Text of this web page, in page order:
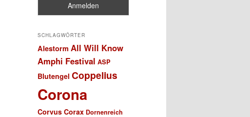
SCHLAGWÖRTER
Alestorm All Will Know
Amphi Festival ASP
Blutengel Coppelius
Corona
Corvus Corax Dornenreich